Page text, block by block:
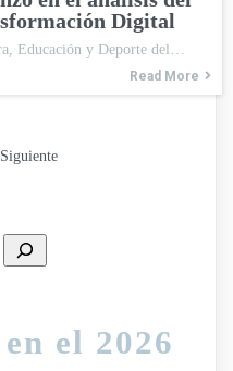
Digital
Educación y Deporte del…
Read More
Siguiente
el 2026